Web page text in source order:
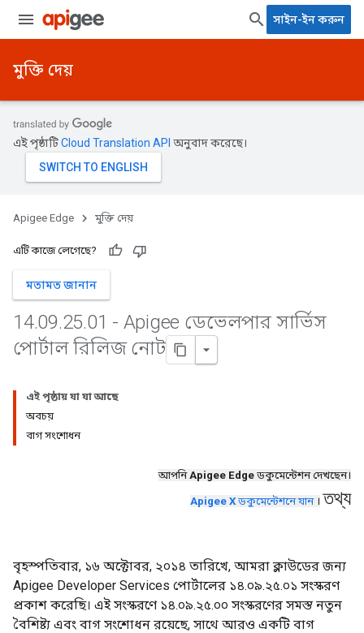
সাইন-ইন করুন
মুক্তি দেয়
এই পৃষ্ঠাটিCloud Translation API অনুবাদ করেছে।
Apigee Edge মুক্তি দেয়
এটি কাজে লেগেছে?
মতামত জানান
14.09.25.01 - Apigee ডেভেলপার সার্ভিস
পোর্টাল রিলিজ নোট
এই পৃষ্ঠায় যা যা আছে
অবচয়
বাগ সংশোধন
আপনিApigee Edge ডকুমেন্টেশন দেখছেন।
Apigee X ডকুমেন্টেশনে যান। তথ্য
বৃহস্পতিবার, ১৬ অক্টোবর, ২০১৪ তারিখে, আমরা ক্লাউডের জন্য
Apigee Developer Services পোর্টালের ১৪.০৯.২৫.০১ সংস্করণ
প্রকাশ করেছি। এই সংস্করণে ১৪.০৯.২৫.০০ সংস্করণের সমস্ত নতুন
বৈশিষ্ট্য এবং বাগ সংশোধন রয়েছে, সাথে আরও একটি বাগ